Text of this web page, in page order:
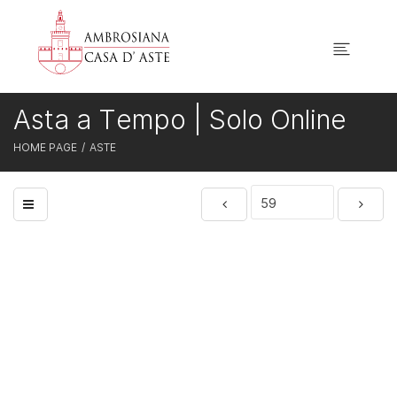
HOME PAGE ASTE
Asta a Tempo | Solo Online